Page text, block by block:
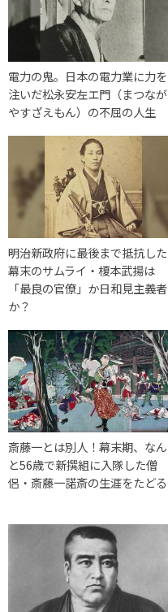
電力の鬼。日本の電力業に力を
注いだ松永安左エ門（まつなが
やすざえもん）の不屈の人生
明治新政府に最後まで抵抗した
幕末のサムライ・榎本武揚は
「最良の官僚」か日和見主義者
か？
斎藤一とは別人！幕末期、なん
と56歳で新撰組に入隊した僧
侶・斎藤一諾斎の生涯をたどる